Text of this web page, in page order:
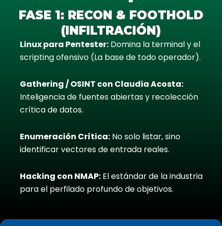
FASE 1: RECON & FOOTHOLD
(INFILTRACIÓN)
Linux para Pentester: Domina la terminal y el
scripting ofensivo (La base de todo operador).
Gathering / OSINT con Claudia Acosta:
Inteligencia de fuentes abiertas y recolección
crítica de datos.
Enumeración Crítica: No solo listar, sino
identificar vectores de entrada reales.
Hacking con NMAP: El estándar de la industria
para el perfilado profundo de objetivos.